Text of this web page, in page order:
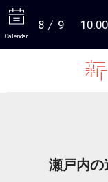
Calendar
8 9 10:00
瀬戸内の